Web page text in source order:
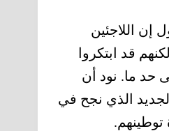
إن اللاجئين
قد ابتكروا
حد ما. نود أن
الذي نجح في
توطينهم.